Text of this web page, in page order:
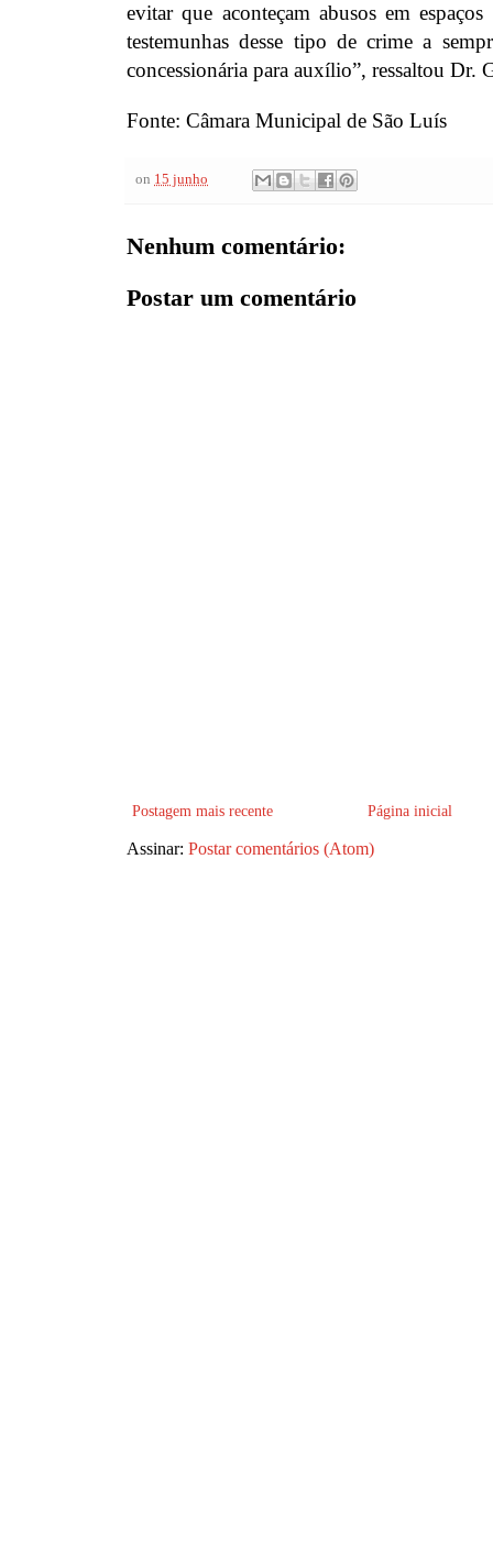
evitar que aconteçam abusos em
testemunhas desse tipo de crime a
concessionária para auxílio”, ressaltou Dr.
Fonte: Câmara Municipal de São Luís
on 15 junho
Nenhum comentário:
Postar um comentário
Postagem mais recente Página inicial
Assinar: Postar comentários (Atom)